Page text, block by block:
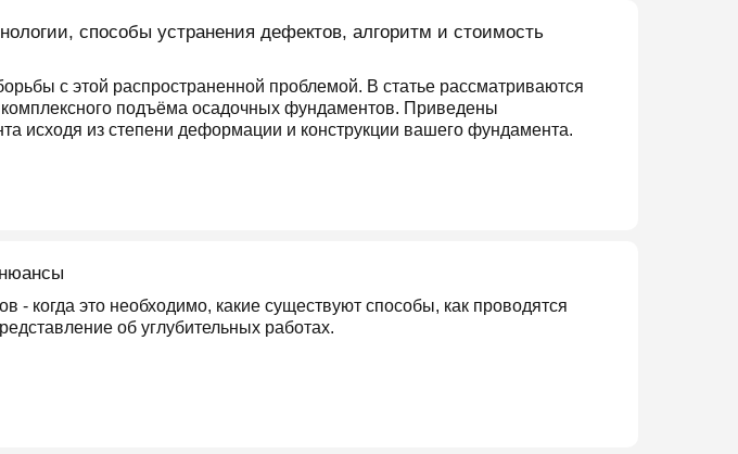
способы устранения дефектов, алгоритм и стоимость
с этой распространенной проблемой. В статье рассматриваются
подъёма осадочных фундаментов. Приведены
исходя из степени деформации и конструкции вашего фундамента.
- когда это необходимо, какие существуют способы, как проводятся
об углубительных работах.